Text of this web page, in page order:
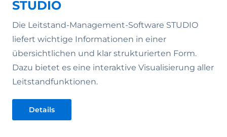
STUDIO
Die Leitstand-Management-Software STUDIO
liefert wichtige Informationen in einer
übersichtlichen und klar strukturierten Form.
Dazu bietet es eine interaktive Visualisierung aller
Leitstandfunktionen.
Details